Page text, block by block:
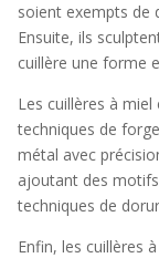
soient exempts de
Ensuite, ils
cuillère une forme
Les cuillères à
techniques de
métal avec
ajoutant des
techniques de
Enfin, les cuillères